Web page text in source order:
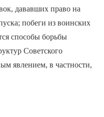
дававших право на
побеги из воинских
способы борьбы
Советского
явлением, в частности,